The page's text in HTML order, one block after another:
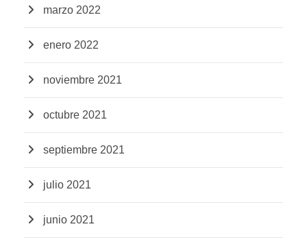
marzo 2022
enero 2022
noviembre 2021
octubre 2021
septiembre 2021
julio 2021
junio 2021